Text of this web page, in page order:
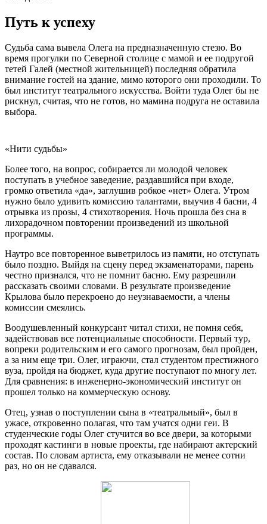
Путь к успеху
Судьба сама вывела Олега на предназначенную стезю. Во
время прогулки по Северной столице с мамой и ее подругой
тетей Галей (местной жительницей) последняя обратила
внимание гостей на здание, мимо которого они проходили. То
был институт театрального искусства. Войти туда Олег бы не
рискнул, считая, что не готов, но мамина подруга не оставила
выбора.
«Нити судьбы»
Более того, на вопрос, собирается ли молодой человек
поступать в учебное заведение, раздавшийся при входе,
громко ответила «да», заглушив робкое «нет» Олега. Утром
нужно было удивить комиссию талантами, выучив 4 басни, 4
отрывка из прозы, 4 стихотворения. Ночь прошла без сна в
лихорадочном повторении произведений из школьной
программы.
Наутро все повторенное выветрилось из памяти, но отступать
было поздно. Выйдя на сцену перед экзаменаторами, парень
честно признался, что не помнит басню. Ему разрешили
рассказать своими словами. В результате произведение
Крылова было перекроено до неузнаваемости, а члены
комиссии смеялись.
Воодушевленный конкурсант читал стихи, не помня себя,
задействовав все потенциальные способности. Первый тур,
вопреки родительским и его самого прогнозам, был пройден,
а за ним еще три. Олег, играючи, стал студентом престижного
вуза, пройдя на бюджет, куда другие поступают по многу лет.
Для сравнения: в инженерно-экономический институт он
прошел только на коммерческую основу.
Отец, узнав о поступлении сына в «театральный», был в
ужасе, откровенно полагая, что там учатся одни геи. В
студенческие годы Олег стучится во все двери, за которыми
проходят кастинги в новые проекты, где набирают актерский
состав. По словам артиста, ему отказывали не менее сотни
раз, но он не сдавался.